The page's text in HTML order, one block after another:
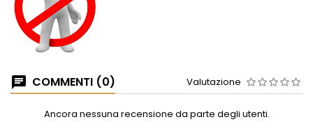
COMMENTI (0) Valutazione
Ancora nessuna recensione da parte degli utenti.